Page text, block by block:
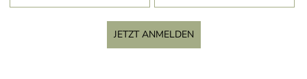
JETZT ANMELDEN